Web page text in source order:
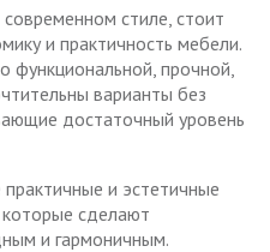
стиле, стоит
и практичность мебели.
функциональной, прочной,
варианты без
достаточный уровень
и эстетичные
сделают
и гармоничным.